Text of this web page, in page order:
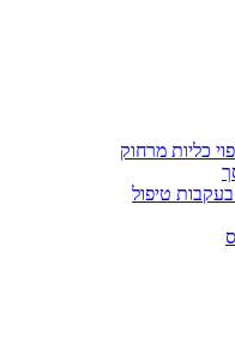
כליות מרחוק
טיפול